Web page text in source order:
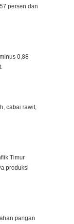
persen dan
0,88
cabai rawit,
Timur
produksi
pangan